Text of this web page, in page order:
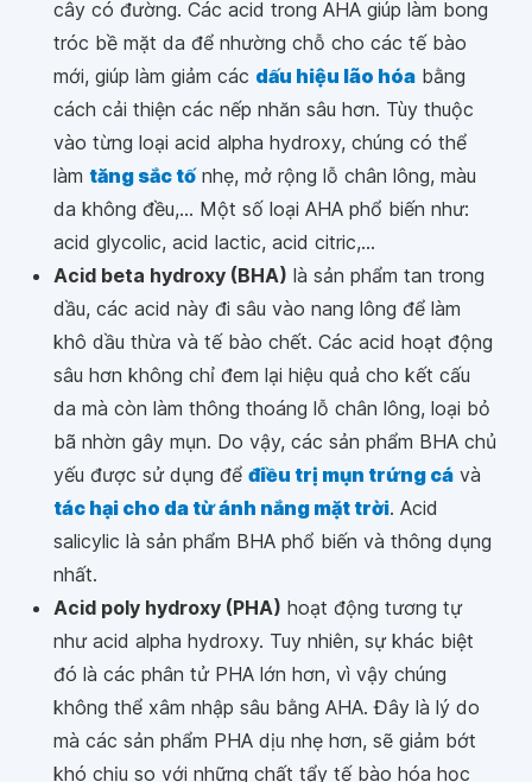
cây có đường. Các acid trong AHA giúp làm bong
tróc bề mặt da để nhường chỗ cho các tế bào
mới, giúp làm giảm các dấu hiệu lão hóa bằng
cách cải thiện các nếp nhăn sâu hơn. Tùy thuộc
vào từng loại acid alpha hydroxy, chúng có thể
làm tăng sắc tốnhẹ, mở rộng lỗ chân lông, màu
da không đều,... Một số loại AHA phổ biến như:
acid glycolic, acid lactic, acid citric,...
Acid beta hydroxy (BHA) là sản phẩm tan trong
dầu, các acid này đi sâu vào nang lông để làm
khô dầu thừa và tế bào chết. Các acid hoạt động
sâu hơn không chỉ đem lại hiệu quả cho kết cấu
da mà còn làm thông thoáng lỗ chân lông, loại bỏ
bã nhờn gây mụn. Do vậy, các sản phẩm BHA chủ
yếu được sử dụng để điều trị mụn trứng cá và
tác hại cho da từ ánh nắng mặt trời. Acid
salicylic là sản phẩm BHA phổ biến và thông dụng
nhất.
Acid poly hydroxy (PHA) hoạt động tương tự
như acid alpha hydroxy. Tuy nhiên, sự khác biệt
đó là các phân tử PHA lớn hơn, vì vậy chúng
không thể xâm nhập sâu bằng AHA. Đây là lý do
mà các sản phẩm PHA dịu nhẹ hơn, sẽ giảm bớt
khó chịu so với những chất tẩy tế bào hóa học